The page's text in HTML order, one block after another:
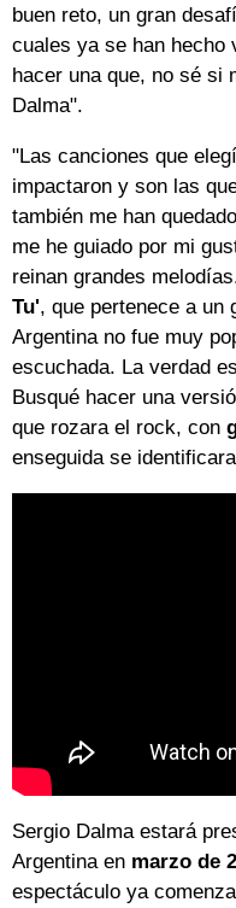
buen reto, un gran
cuales ya se han hecho
hacer una que, no sé si
Dalma".
"Las canciones que
impactaron y son las
también me han
me he guiado por mi
reinan grandes
Tu', que pertenece a un
Argentina no fue muy
escuchada. La verdad
Busqué hacer una
que rozara el rock, con
enseguida se
Sergio Dalma estará
Argentina en marzo de
espectáculo ya